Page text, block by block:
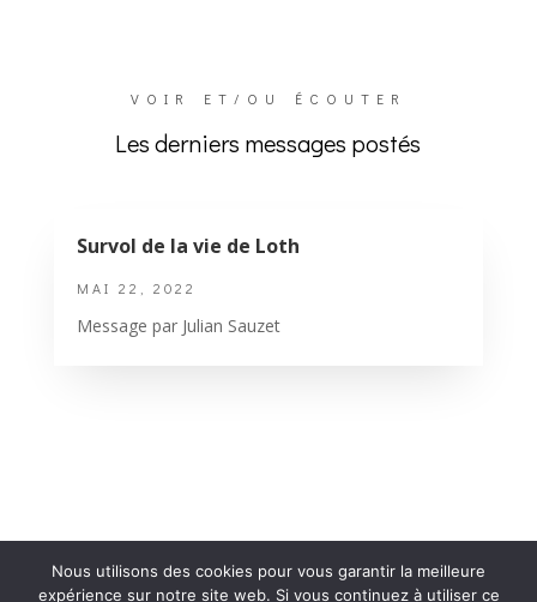
VOIR ET/OU ÉCOUTER
Les derniers messages postés
Survol de la vie de Loth
MAI 22, 2022
Message par Julian Sauzet
Nous utilisons des cookies pour vous garantir la meilleure
expérience sur notre site web. Si vous continuez à utiliser ce